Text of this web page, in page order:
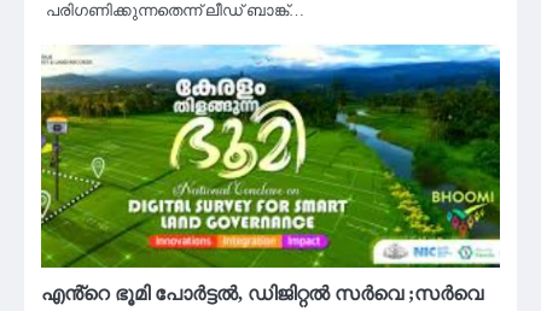
പരിഗണിക്കുന്നതെന്ന് ലീഡ് ബാങ്ക്…
എൻ്റെ ഭൂമി പോർട്ടൽ, ഡിജിറ്റൽ സർവെ ;സർവെ